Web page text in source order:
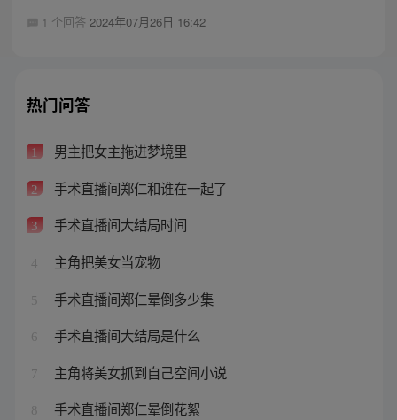
1 个回答 2024年07月26日 16:42
热门问答
1 男主把女主拖进梦境里
2 手术直播间郑仁和谁在一起了
3 手术直播间大结局时间
4 主角把美女当宠物
5 手术直播间郑仁晕倒多少集
6 手术直播间大结局是什么
7 主角将美女抓到自己空间小说
8 手术直播间郑仁晕倒花絮